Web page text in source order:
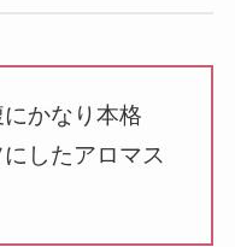
かなり本格
したアロマス